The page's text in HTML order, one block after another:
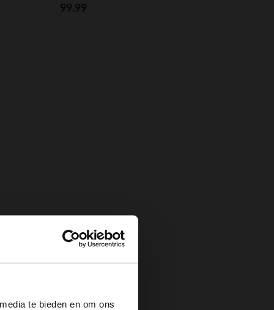
te bieden en om ons
99.99